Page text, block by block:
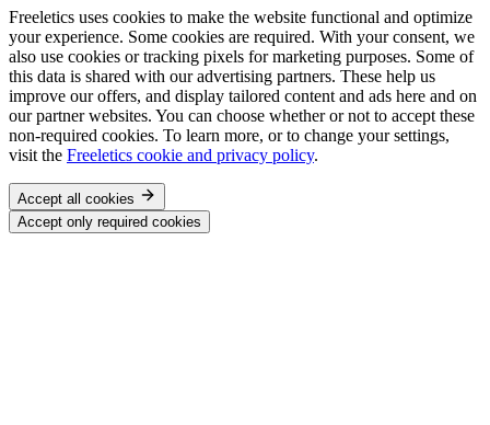
Freeletics uses cookies to make the website functional and optimize
your experience. Some cookies are required. With your consent, we
also use cookies or tracking pixels for marketing purposes. Some of
this data is shared with our advertising partners. These help us
improve our offers, and display tailored content and ads here and on
our partner websites. You can choose whether or not to accept these
non-required cookies. To learn more, or to change your settings,
visit the Freeletics cookie and privacy policy.
Accept all cookies
Accept only required cookies